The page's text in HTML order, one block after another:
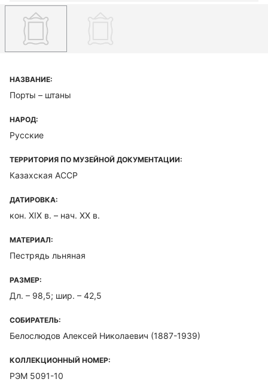
НАЗВАНИЕ:
Порты – штаны
НАРОД:
Русские
ТЕРРИТОРИЯ ПО МУЗЕЙНОЙ ДОКУМЕНТАЦИИ:
Казахская ACCP
ДАТИРОВКА:
кон. XIX в. – нач. XX в.
МАТЕРИАЛ:
Пестрядь льняная
РАЗМЕР:
Дл. – 98,5; шир. – 42,5
СОБИРАТЕЛЬ:
Белослюдов Алексей Николаевич (1887-1939)
КОЛЛЕКЦИОННЫЙ НОМЕР:
РЭМ 5091-10